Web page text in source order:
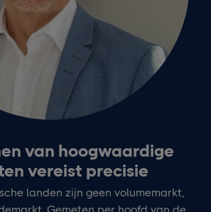
van hoogwaardige
vereist precisie
landen zijn geen volumemarkt,